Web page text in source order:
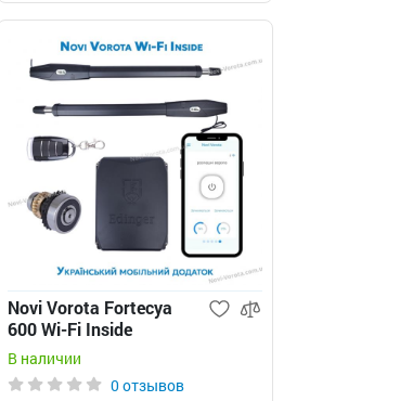
Novi Vorota Fortecya
600 Wi-Fi Inside
автоматика для
распашных ворот
В наличии
0 отзывов